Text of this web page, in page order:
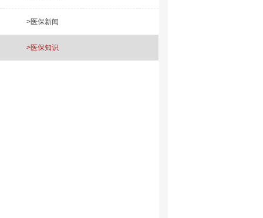
>医保新闻
>医保知识